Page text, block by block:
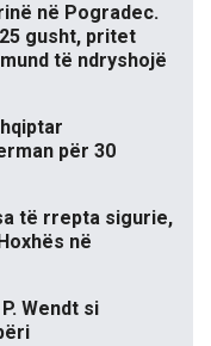
në Pogradec.
gusht, pritet
të ndryshojë
për 30
të rrepta sigurie,
në
Wendt si